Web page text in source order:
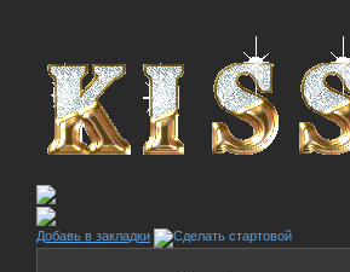
Добавь в закладки